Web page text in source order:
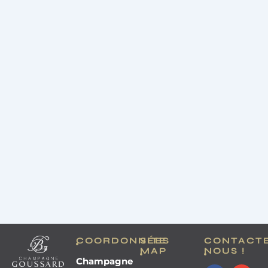
COORDONNÉES
Champagne
SITE
MAP
NOUS !